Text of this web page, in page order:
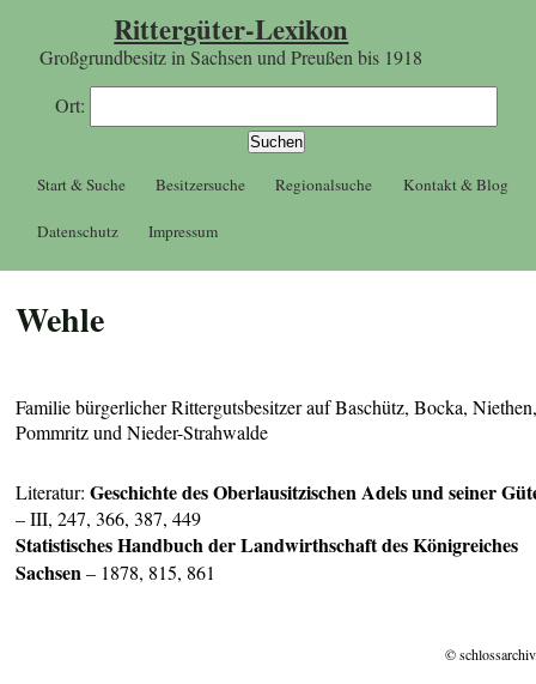
Rittergüter-Lexikon
Großgrundbesitz in Sachsen und Preußen bis 1918
Ort:
Start & Suche Besitzersuche Regionalsuche Kontakt & Blog
Datenschutz Impressum
Wehle
Familie bürgerlicher Rittergutsbesitzer auf Baschütz, Bocka,
Pommritz und Nieder-Strahwalde
Literatur:Geschichte des Oberlausitzischen Adels und seiner
– III, 247, 366, 387, 449
Statistisches Handbuch der Landwirthschaft des Königreiches
Sachsen– 1878, 815, 861
©